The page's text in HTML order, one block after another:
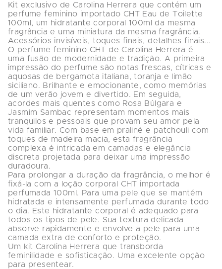
Kit exclusivo de Carolina Herrera que contém um
perfume feminino importado CHT Eau de Toilette
100ml, um hidratante corporal 100ml da mesma
fragrância e uma miniatura da mesma fragrância.
Acessórios invisíveis, toques finais, detalhes finais...
O perfume feminino CHT de Carolina Herrera é
uma fusão de modernidade e tradição. A primeira
impressão do perfume são notas frescas, cítricas e
aquosas de bergamota italiana, toranja e limão
siciliano. Brilhante e emocionante, como memórias
de um verão jovem e divertido. Em seguida,
acordes mais quentes como Rosa Búlgara e
Jasmim Sambac representam momentos mais
tranquilos e pessoais que provam seu amor pela
vida familiar. Com base em praliné e patchouli com
toques de madeira macia, esta fragrância
complexa é intricada em camadas e elegância
discreta projetada para deixar uma impressão
duradoura.
Para prolongar a duração da fragrância, o melhor é
fixá-la com a loção corporal CHT importada
perfumada 100ml. Para uma pele que se mantém
hidratada e intensamente perfumada durante todo
o dia. Este hidratante corporal é adequado para
todos os tipos de pele. Sua textura delicada
absorve rapidamente e envolve a pele para uma
camada extra de conforto e proteção.
Um kit Carolina Herrera que transborda
feminilidade e sofisticação. Uma excelente opção
para presentear.